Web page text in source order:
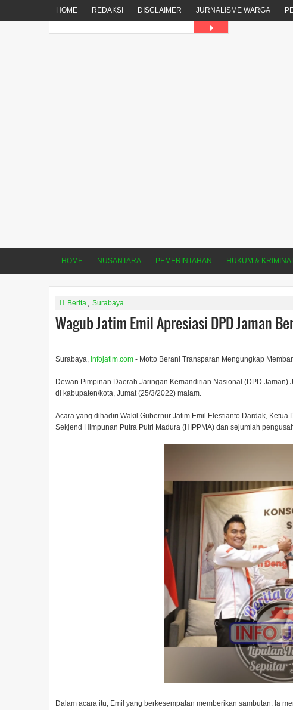
HOME REDAKSI DISCLAIMER JURNALISME WARGA
HOME NUSANTARA PEMERINTAHAN HUKUM &
Berita , Surabaya
Wagub Jatim Emil Apresiasi DPD Jaman
Surabaya, infojatim.com - Motto Berani Transparan Mengungkap
Dewan Pimpinan Daerah Jaringan Kemandirian Nasional (DPD
di kabupaten/kota, Jumat (25/3/2022) malam.
Acara yang dihadiri Wakil Gubernur Jatim Emil Elestianto Dardak,
Sekjend Himpunan Putra Putri Madura (HIPPMA) dan sejumlah
Dalam acara itu, Emil yang berkesempatan memberikan sambutan. Ia